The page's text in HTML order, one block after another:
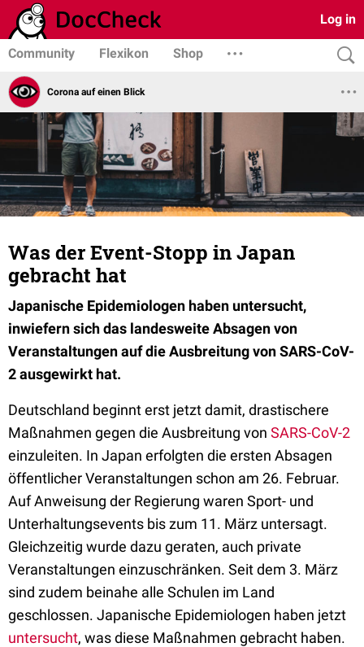
Log in
Community Flexikon Shop
Corona auf einen Blick
Was der Event-Stopp in Japan
gebracht hat
Japanische Epidemiologen haben untersucht,
inwiefern sich das landesweite Absagen von
Veranstaltungen auf die Ausbreitung von SARS-CoV-
2 ausgewirkt hat.
Deutschland beginnt erst jetzt damit, drastischere
Maßnahmen gegen die Ausbreitung von SARS-CoV-2
einzuleiten. In Japan erfolgten die ersten Absagen
öffentlicher Veranstaltungen schon am 26. Februar.
Auf Anweisung der Regierung waren Sport- und
Unterhaltungsevents bis zum 11. März untersagt.
Gleichzeitig wurde dazu geraten, auch private
Veranstaltungen einzuschränken. Seit dem 3. März
sind zudem beinahe alle Schulen im Land
geschlossen. Japanische Epidemiologen haben jetzt
untersucht, was diese Maßnahmen gebracht haben.